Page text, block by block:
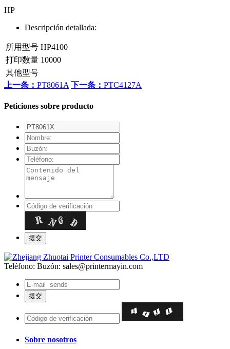
HP
Descripción detallada:
所用型号 HP4100
打印数量 10000
其他型号
上一条： PT8061A 下一条： PTC4127A
Peticiones sobre producto
Teléfono: Buzón: sales@printermayin.com
Sobre nosotros